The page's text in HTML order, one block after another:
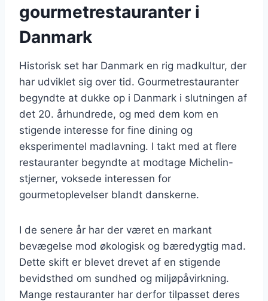
gourmetrestauranter i
Danmark
Historisk set har Danmark en rig madkultur, der
har udviklet sig over tid. Gourmetrestauranter
begyndte at dukke op i Danmark i slutningen af
det 20. århundrede, og med dem kom en
stigende interesse for fine dining og
eksperimentel madlavning. I takt med at flere
restauranter begyndte at modtage Michelin-
stjerner, voksede interessen for
gourmetoplevelser blandt danskerne.
I de senere år har der været en markant
bevægelse mod økologisk og bæredygtig mad.
Dette skift er blevet drevet af en stigende
bevidsthed om sundhed og miljøpåvirkning.
Mange restauranter har derfor tilpasset deres